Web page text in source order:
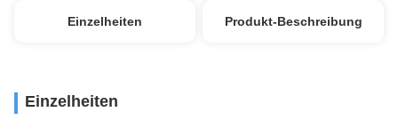
Einzelheiten Produkt-Beschreibung
Einzelheiten